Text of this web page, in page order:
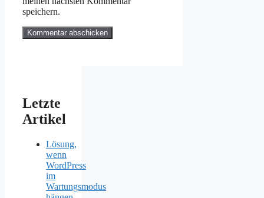
speichern.
Letzte
Artikel
Lösung,
wenn
WordPress
im
Wartungsmodus